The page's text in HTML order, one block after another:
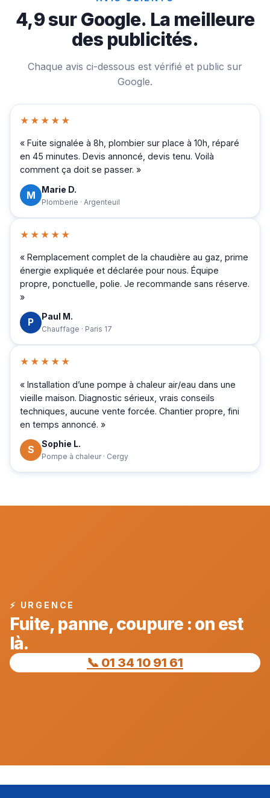
4,9 sur Google. La meilleure
des publicités.
Chaque avis ci-dessous est vérifié et public sur
Google.
★★★★★
« Fuite signalée à 8h, plombier sur place à 10h, réparé
en 45 minutes. Devis annoncé, devis tenu. Voilà
comment ça doit se passer. »
M Marie D.
Plomberie · Argenteuil
★★★★★
« Remplacement complet de la chaudière au gaz, prime
énergie expliquée et déclarée pour nous. Équipe
propre, ponctuelle, polie. Je recommande sans réserve.
»
P Paul M.
Chauffage · Paris 17
★★★★★
« Installation d’une pompe à chaleur air/eau dans une
vieille maison. Diagnostic sérieux, vrais conseils
techniques, aucune vente forcée. Chantier propre, fini
en temps annoncé. »
S Sophie L.
Pompe à chaleur · Cergy
⚡ URGENCE
Fuite, panne, coupure : on est
là.
📞 01 34 10 91 61